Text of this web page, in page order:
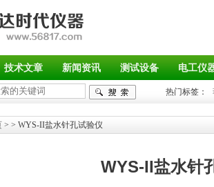
技术文章 新闻资讯 测试设备 电工仪
热门标签：
> > WYS-II盐水针孔试验仪
WYS-II盐水针